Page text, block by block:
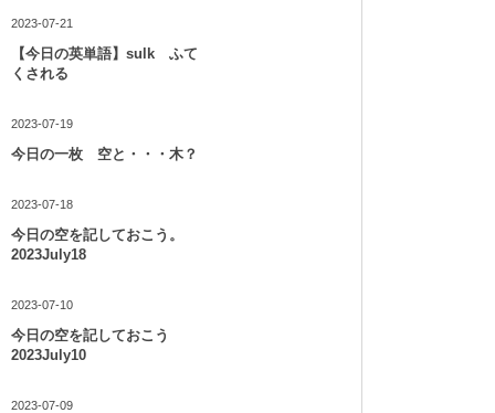
2023-07-21
【今日の英単語】sulk ふて
くされる
2023-07-19
今日の一枚 空と・・・木？
2023-07-18
今日の空を記しておこう。
2023July18
2023-07-10
今日の空を記しておこう
2023July10
2023-07-09